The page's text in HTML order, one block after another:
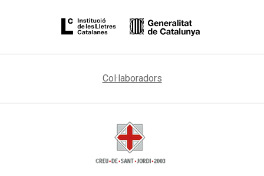
Col·laboradors